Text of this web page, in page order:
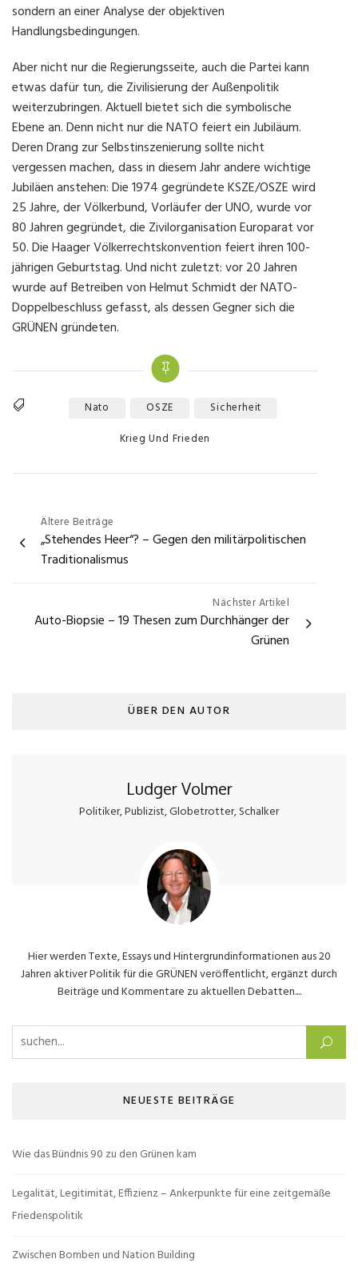
sondern an einer Analyse der objektiven
Handlungsbedingungen.
Aber nicht nur die Regierungsseite, auch die Partei kann
etwas dafür tun, die Zivilisierung der Außenpolitik
weiterzubringen. Aktuell bietet sich die symbolische
Ebene an. Denn nicht nur die NATO feiert ein Jubiläum.
Deren Drang zur Selbstinszenierung sollte nicht
vergessen machen, dass in diesem Jahr andere wichtige
Jubiläen anstehen: Die 1974 gegründete KSZE/OSZE wird
25 Jahre, der Völkerbund, Vorläufer der UNO, wurde vor
80 Jahren gegründet, die Zivilorganisation Europarat vor
50. Die Haager Völkerrechtskonvention feiert ihren 100-
jährigen Geburtstag. Und nicht zuletzt: vor 20 Jahren
wurde auf Betreiben von Helmut Schmidt der NATO-
Doppelbeschluss gefasst, als dessen Gegner sich die
GRÜNEN gründeten.
Tags
Nato OSZE Sicherheit
Categories
Krieg Und Frieden
Beitragsnavigation
Ältere Beiträge
„Stehendes Heer“? – Gegen den militärpolitischen
Traditionalismus
Nächster Artikel
Auto-Biopsie – 19 Thesen zum Durchhänger der
Grünen
ÜBER DEN AUTOR
Ludger Volmer
Politiker, Publizist, Globetrotter, Schalker
Hier werden Texte, Essays und Hintergrundinformationen aus 20
Jahren aktiver Politik für die GRÜNEN veröffentlicht, ergänzt durch
Beiträge und Kommentare zu aktuellen Debatten....
Suchen nach:
NEUESTE BEITRÄGE
Wie das Bündnis 90 zu den Grünen kam
Legalität, Legitimität, Effizienz – Ankerpunkte für eine zeitgemäße
Friedenspolitik
Zwischen Bomben und Nation Building